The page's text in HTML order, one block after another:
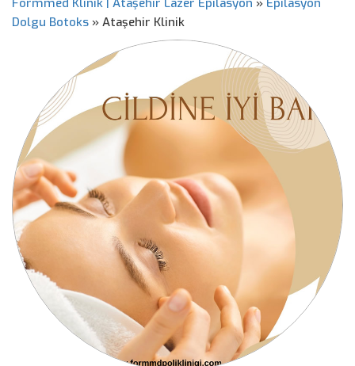
Formmed Klinik | Ataşehir Lazer Epilasyon » Epilasyon
Dolgu Botoks » Ataşehir Klinik